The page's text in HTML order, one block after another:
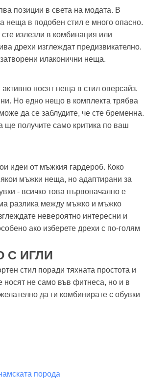
позиции в света на модата. В
неща в подобен стил е много опасно.
излезли в комбинация или
дрехи изглеждат предизвикателно.
илаконични неща.
носят неща в стил оверсайз.
Но едно нещо в комплекта трябва
да се заблудите, че сте бременна.
ще получите само критика по ваш
идеи от мъжкия гардероб. Коко
мъжки неща, но адаптирани за
- всичко това първоначално е
разлика между мъжко и мъжко
невероятно интересни и
ако изберете дрехи с по-голям
С ИГЛИ
стил поради тяхната простота и
носят не само във фитнеса, но и в
да ги комбинирате с обувки
порода